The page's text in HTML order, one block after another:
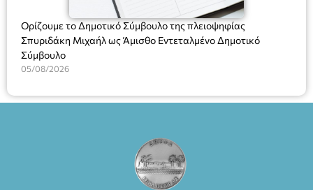
Ορίζουμε το Δημοτικό Σύμβουλο της πλειοψηφίας
Σπυριδάκη Μιχαήλ ως Άμισθο Εντεταλμένο Δημοτικό
Σύμβουλο
05/08/2026